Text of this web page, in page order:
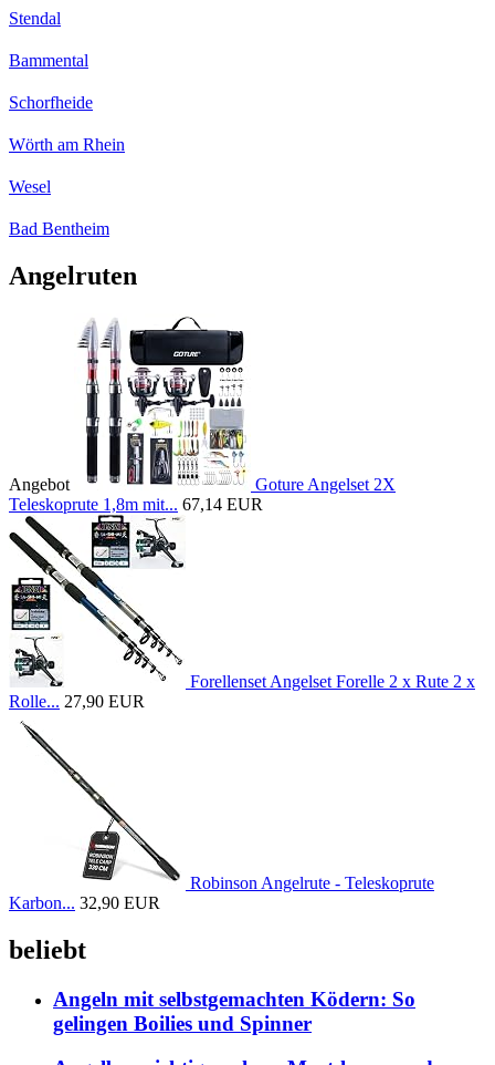
Stendal
Bammental
Schorfheide
Wörth am Rhein
Wesel
Bad Bentheim
Angelruten
Angebot
Goture Angelset 2X
Teleskoprute 1,8m mit... 67,14 EUR
Forellenset Angelset Forelle 2 x Rute 2 x
Rolle... 27,90 EUR
Robinson Angelrute - Teleskoprute
Karbon... 32,90 EUR
beliebt
Angeln mit selbstgemachten Ködern: So
gelingen Boilies und Spinner